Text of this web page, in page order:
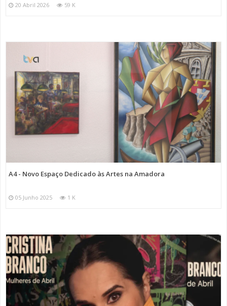
20 Abril 2026 59 K
A4 - Novo Espaço Dedicado às Artes na Amadora
05 Junho 2025 1 K